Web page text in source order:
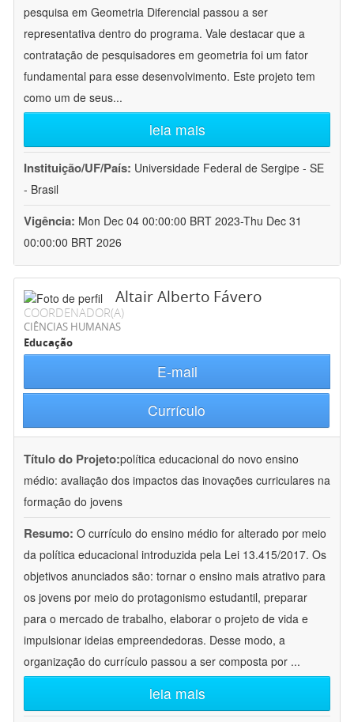
pesquisa em Geometria Diferencial passou a ser
representativa dentro do programa. Vale destacar que a
contratação de pesquisadores em geometria foi um fator
fundamental para esse desenvolvimento. Este projeto tem
como um de seus...
leia mais
Instituição/UF/País: Universidade Federal de Sergipe - SE
- Brasil
Vigência: Mon Dec 04 00:00:00 BRT 2023-Thu Dec 31
00:00:00 BRT 2026
Altair Alberto Fávero
COORDENADOR(A)
CIÊNCIAS HUMANAS
Educação
E-mail
Currículo
Título do Projeto:política educacional do novo ensino
médio: avaliação dos impactos das inovações curriculares na
formação do jovens
Resumo: O currículo do ensino médio for alterado por meio
da política educacional introduzida pela Lei 13.415/2017. Os
objetivos anunciados são: tornar o ensino mais atrativo para
os jovens por meio do protagonismo estudantil, preparar
para o mercado de trabalho, elaborar o projeto de vida e
impulsionar ideias empreendedoras. Desse modo, a
organização do currículo passou a ser composta por ...
leia mais